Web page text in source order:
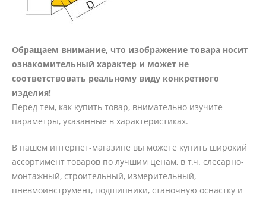
Обращаем внимание, что изображение товара носит
ознакомительный характер и может не
соответствовать реальному виду конкретного
изделия!
Перед тем, как купить товар, внимательно изучите
параметры, указанные в характеристиках.
В нашем интернет-магазине вы можете купить широкий
ассортимент товаров по лучшим ценам, в т.ч. слесарно-
монтажный, строительный, измерительный,
пневмоинструмент, подшипники, станочную оснастку и